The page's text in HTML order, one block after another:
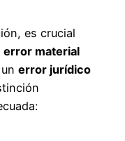
es crucial
error material
error jurídico